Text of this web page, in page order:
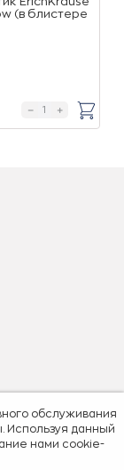
(в блистере
обслуживания
Используя данный
нами cookie-